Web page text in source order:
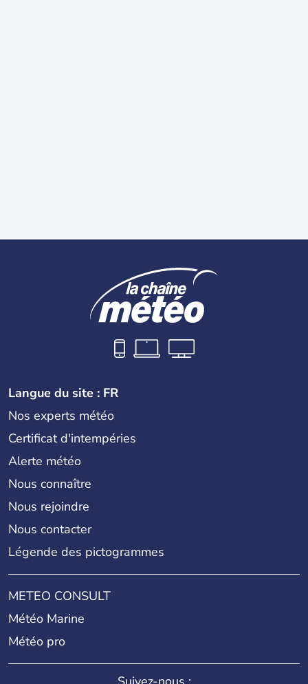
Langue du site : FR
Nos experts météo
Certificat d'intempéries
Alerte météo
Nous connaître
Nous rejoindre
Nous contacter
Légende des pictogrammes
METEO CONSULT
Météo Marine
Météo pro